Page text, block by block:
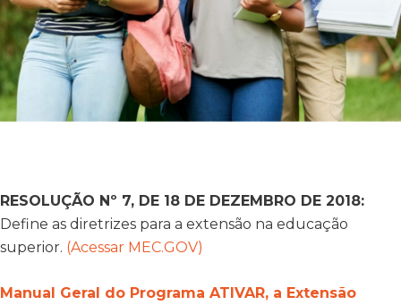
RESOLUÇÃO Nº 7, DE 18 DE DEZEMBRO DE 2018:
Define as diretrizes para a extensão na educação
superior. (Acessar MEC.GOV)
Manual Geral do Programa ATIVAR, a Extensão